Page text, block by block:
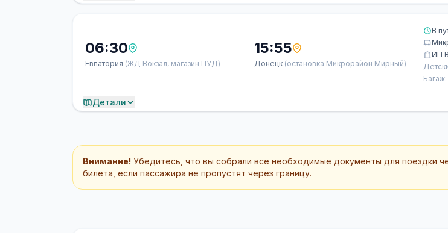
06:30
Евпатория (ЖД Вокзал, магазин ПУД)
15:55
Донецк (остановка Микрорайон Мирный)
В
ИП
Багаж:
Детали
Внимание! Убедитесь, что вы собрали все необходимые документы для поездки
билета, если пассажира не пропустят через границу.